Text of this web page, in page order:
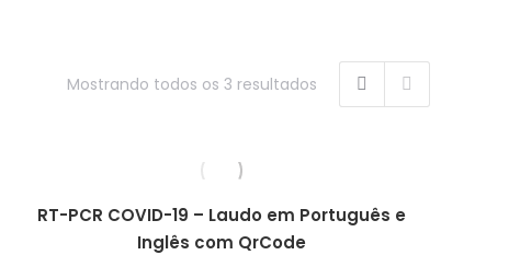
Mostrando todos os 3 resultados
RT-PCR COVID-19 – Laudo em Português e
Inglês com QrCode